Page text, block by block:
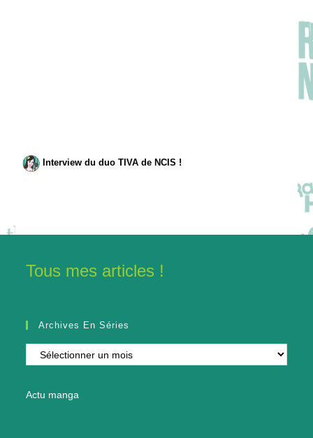
Interview du duo TIVA de NCIS !
Tous mes articles !
Archives En Séries
Archives
en
Actu manga